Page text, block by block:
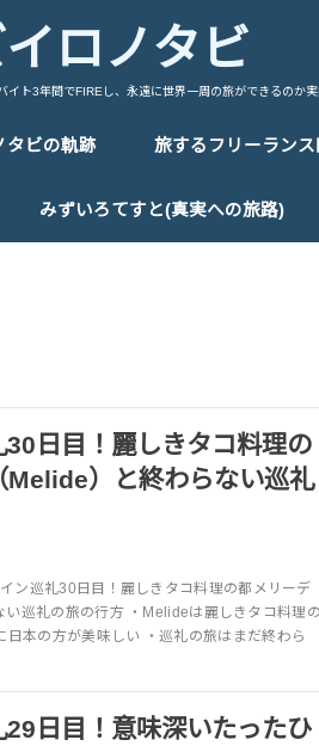
ロノタビ
イト3年間でFIREし、永遠に世界一周の旅ができるのか実
Africa
タビの軌跡 旅するフリーラン
みずいろてすと(真実への旅路)
30日目！麗しきタコ料理の
Melide）と終わらない巡礼
ン巡礼30日目！麗しきタコ料理の都メリーデ
い巡礼の旅の行方 ・Melideは麗しきタコ料理の
日本の方が美味しい ・巡礼の旅はまだ終わら
29日目！意味深いたったひ